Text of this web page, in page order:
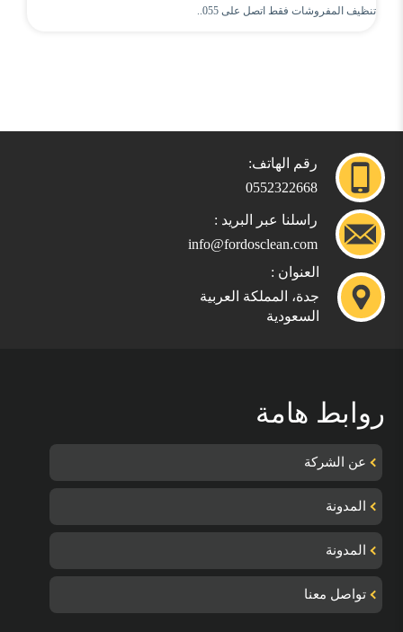
تنظيف المفروشات فقط اتصل على 055..
رقم الهاتف:
0552322668
راسلنا عبر البريد :
info@fordosclean.com
العنوان :
جدة، المملكة العربية
السعودية
روابط هامة
عن الشركة
المدونة
المدونة
تواصل معنا